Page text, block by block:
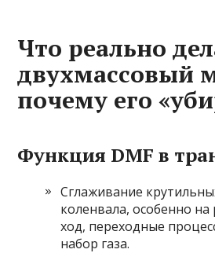
Что реально
двухмассовый
почему его
Функция DMF в
Сглаживание
коленвала, особенно
ход, переходные
набор газа.